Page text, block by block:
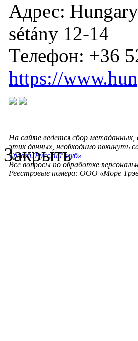
Адрес:
sétány 12-14
Телефон: +36
https://
На сайте ведется сбор метаданных,
этих данных, необходимо покинуть
Трэвел. Русский клуб»
Все вопросы по обработке
Реестровые номера: ООО «Море
Закрыть